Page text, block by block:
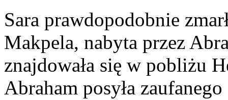
Sara prawdopodobnie
Makpela, nabyta przez
znajdowała się w pobliżu
Abraham posyła